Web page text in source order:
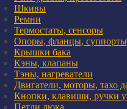
Шкивы
Ремни
Термостаты, сенсоры
Опоры, фланцы,
Крышки бака
Кэны, клапаны
Тэны, нагреватели
Двигатели, моторы, тахо
Кнопки, клавиши, ручки
Петли люка